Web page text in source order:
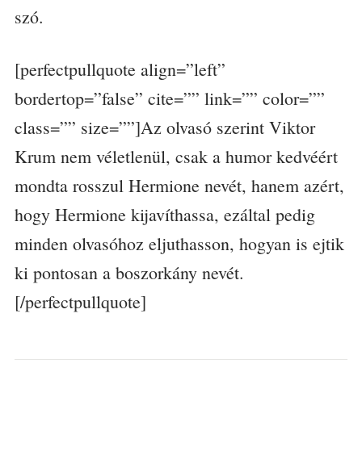
szó.
[perfectpullquote align=”left”
bordertop=”false” cite=”” link=”” color=””
class=”” size=””]Az olvasó szerint Viktor
Krum nem véletlenül, csak a humor kedvéért
mondta rosszul Hermione nevét, hanem azért,
hogy Hermione kijavíthassa, ezáltal pedig
minden olvasóhoz eljuthasson, hogyan is ejtik
ki pontosan a boszorkány nevét.
[/perfectpullquote]